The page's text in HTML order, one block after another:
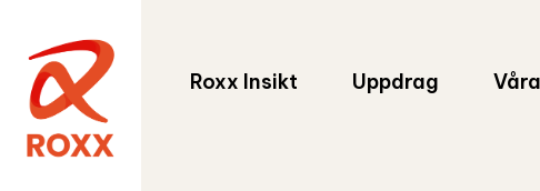
Roxx Insikt Uppdrag